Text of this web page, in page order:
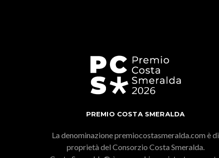
PREMIO COSTA SMERALDA
La denominazione premiocostasmeralda.com è di
proprietà del Consorzio Costa Smeralda.